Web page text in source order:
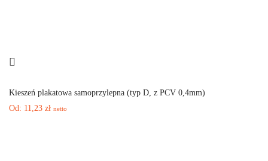
Kieszeń plakatowa samoprzylepna (typ D, z PCV 0,4mm)
Od: 11,23 zł netto